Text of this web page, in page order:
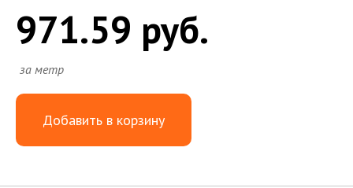
971.59 руб.
за метр
Добавить в корзину